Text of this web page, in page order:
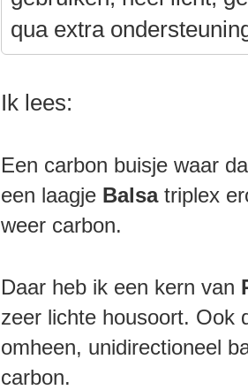
qua extra
Ik lees:
Een carbon buisje waar
een laagje Balsatriplex
weer carbon.
Daar heb ik een kern van
zeer lichte housoort. Ook
omheen, unidirectioneel
carbon.